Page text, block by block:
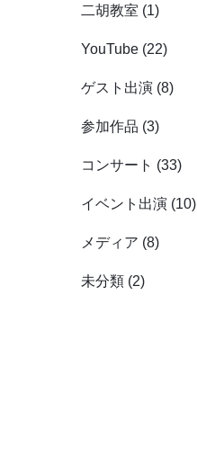
二胡教室 (1)
YouTube(22)
ゲスト出演(8)
参加作品 (3)
コンサート (33)
イベント出演(10)
メディア (8)
未分類(2)